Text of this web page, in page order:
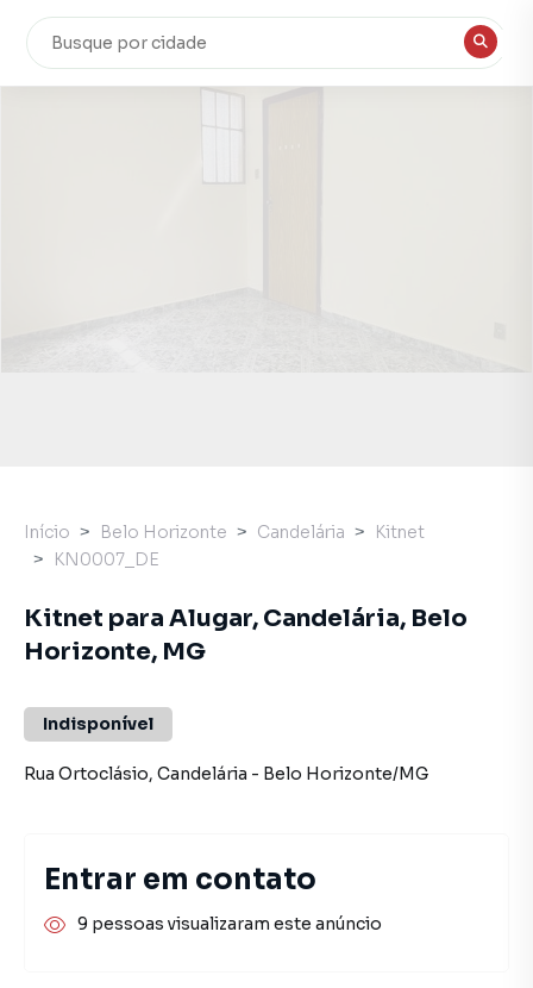
Início Belo Horizonte Candelária
Kitnet
KN0007_DE
Kitnet para Alugar, Candelária, Belo
Horizonte, MG
Indisponível
Rua Ortoclásio, Candelária - Belo Horizonte/MG
Entrar em contato
9 pessoas visualizaram este anúncio